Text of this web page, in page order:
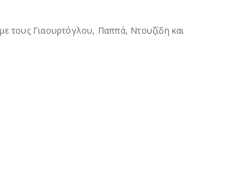
τους Γιαουρτόγλου, Παππά, Ντουζίδη και